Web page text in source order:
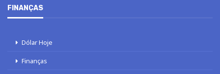
FINANÇAS
Dólar Hoje
Finanças